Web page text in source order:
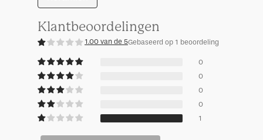
Uitverkocht
Klantbeoordelingen
1.00 van de 5Gebaseerd op 1 beoordeling
0
0
0
0
1